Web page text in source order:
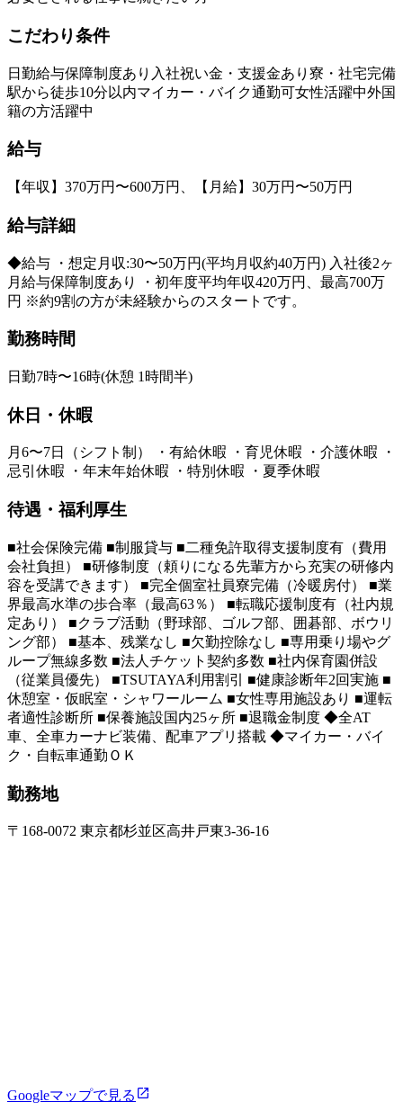
こだわり条件
日勤給与保障制度あり 入社祝い金・支援金あり 寮・社宅完備
駅から徒歩10分以内マイカー・バイク通勤可女性活躍中外国
籍の方活躍中
給与
【年収】370万円〜600万円、【月給】30万円〜50万円
給与詳細
◆給与 ・想定月収:30〜50万円(平均月収約40万円) 入社後2ヶ
月給与保障制度あり ・初年度平均年収420万円、最高700万
円 ※約9割の方が未経験からのスタートです。
勤務時間
日勤7時〜16時(休憩 1時間半)
休日・休暇
月6〜7日（シフト制） ・有給休暇 ・育児休暇 ・介護休暇 ・
忌引休暇 ・年末年始休暇 ・特別休暇 ・夏季休暇
待遇・福利厚生
■社会保険完備 ■制服貸与 ■二種免許取得支援制度有（費用
会社負担） ■研修制度（頼りになる先輩方から充実の研修内
容を受講できます） ■完全個室社員寮完備（冷暖房付） ■業
界最高水準の歩合率（最高63％） ■転職応援制度有（社内規
定あり） ■クラブ活動（野球部、ゴルフ部、囲碁部、ボウリ
ング部） ■基本、残業なし ■欠勤控除なし ■専用乗り場やグ
ループ無線多数 ■法人チケット契約多数 ■社内保育園併設
（従業員優先） ■TSUTAYA利用割引 ■健康診断年2回実施 ■
休憩室・仮眠室・シャワールーム ■女性専用施設あり ■運転
者適性診断所 ■保養施設国内25ヶ所 ■退職金制度 ◆全AT
車、全車カーナビ装備、配車アプリ搭載 ◆マイカー・バイ
ク・自転車通勤ＯＫ
勤務地
〒168-0072 東京都杉並区高井戸東3‐36‐16
Googleマップで見る